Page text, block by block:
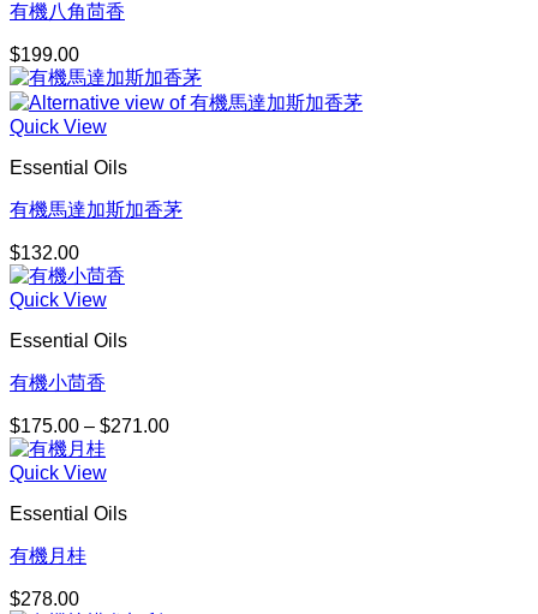
有機八角茴香
$199.00
Quick View
Essential Oils
有機馬達加斯加香茅
$132.00
Quick View
Essential Oils
有機小茴香
$175.00 – $271.00價
Quick View
Essential Oils
有機月桂
$278.00